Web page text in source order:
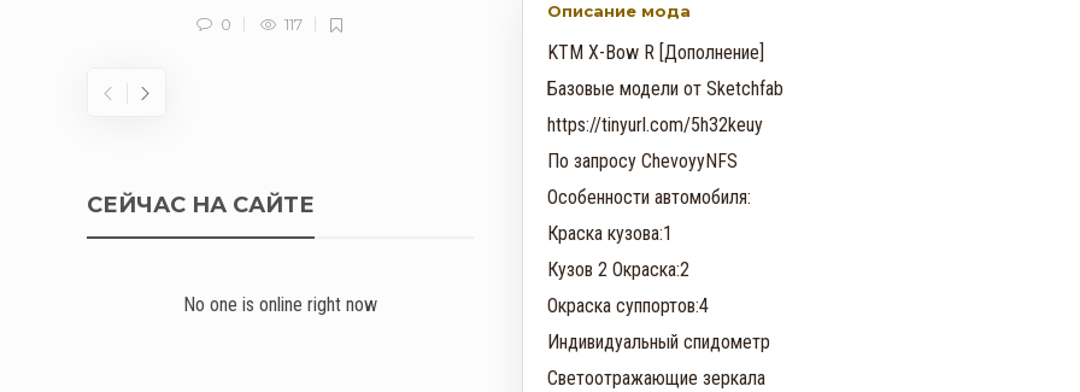
0
117
СЕЙЧАС НА САЙТЕ
No one is online right now
Описание мода
KTM X-Bow R [Дополнение]
Базовые модели от Sketchfab
https://tinyurl.com/5h32keuy
По запросу ChevoyyNFS
Особенности автомобиля:
Краска кузова:1
Кузов 2 Окраска:2
Окраска суппортов:4
Индивидуальный спидометр
Светоотражающие зеркала